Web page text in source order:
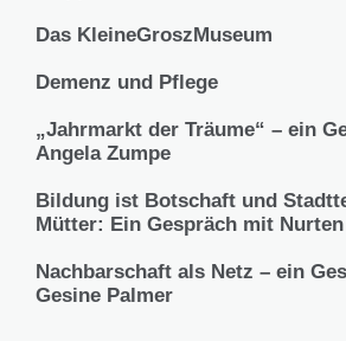
Das KleineGroszMuseum
Demenz und Pflege
„Jahrmarkt der Träume“ – ein
Angela Zumpe
Bildung ist Botschaft und
Mütter: Ein Gespräch mit
Nachbarschaft als Netz – ein
Gesine Palmer